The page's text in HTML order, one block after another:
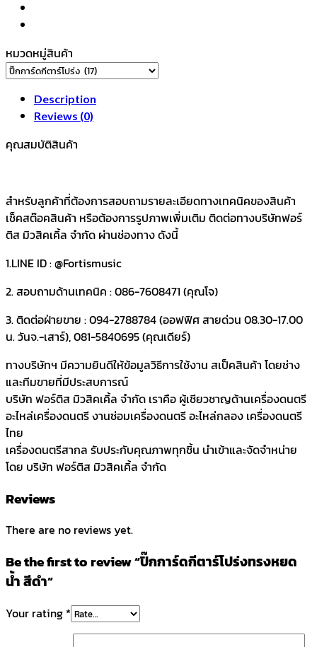
ทรง
หยด
สีดำ
quantity
หมวดหมู่สินค้า
Description
Reviews (0)
คุณสมบัติสินค้า
สำหรับลูกค้าที่ต้องการสอบถามรายละเอียดทางเทคนิคของสินค้า
เช็คสต๊อคสินค้า หรือต้องการรูปภาพเพิ่มเติม ติดต่อทางบริษัทฟอร์
ติส มิวสิคเคิ้ล จำกัด ผ่านช่องทาง ดังนี้
1.LINE ID : @Fortismusic
2. สอบถามด้านเทคนิค : 086-7608471 (คุณโจ)
3. ติดต่อฝ่ายขาย : 094-2788784 (ออฟฟิศ สายด่วน 08.30-17.00
น. วันจ.-เสาร์), 081-5840695 (คุณเดียร์)
ทางบริษัทฯ มีความยินดีให้ข้อมูลวิธีการใช้งาน สเป็คสินค้า โดยช่าง
และทีมขายที่มีประสบการณ์
บริษัท ฟอร์ติส มิวสิคเคิ้ล จำกัด เราคือ ผู้เชียวชาญด้านเครื่องดนตรี
อะไหล่เครื่องดนตรี งานซ่อมเครื่องดนตรี อะไหล่กลอง เครื่องดนตรี
ไทย
เครื่องดนตรีสากล รับประกับคุณภาพทุกชิ้น นำเข้าและจัดจำหน่าย
โดย บริษัท ฟอร์ติส มิวสิคเคิ้ล จำกัด
Reviews
There are no reviews yet.
Be the first to review “ปิ๊กการ์ดกีตาร์โปร่งทรงหยด
น้ำ สีดำ”
Your rating *